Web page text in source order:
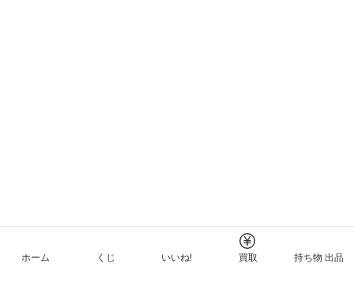
ホーム くじ いいね! 買取 持ち物 出品